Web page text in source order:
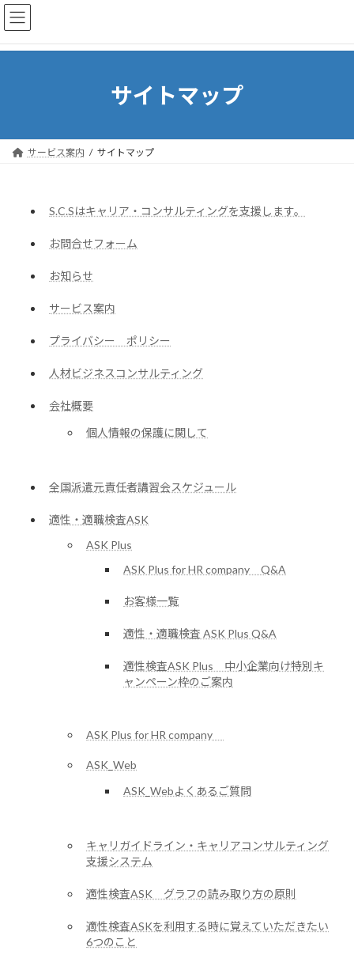
コ
ン
ン
ナ
ビ
ー
サイトマップ
サービス案内 サイトマップ
S.C.Sはキャリア・コンサルティングを支援します。
お問合せフォーム
お知らせ
サービス案内
プライバシー ポリシー
人材ビジネスコンサルティング
会社概要
個人情報の保護に関して
全国派遣元責任者講習会スケジュール
適性・適職検査ASK
ASK Plus
ASK Plus for HR company Q&A
お客様一覧
適性・適職検査 ASK Plus Q&A
適性検査ASK Plus 中小企業向け特別キ
ャンペーン枠のご案内
ASK Plus for HR company
ASK_Web
ASK_Webよくあるご質問
キャリガイドライン・キャリアコンサルティング
支援システム
適性検査ASK グラフの読み取り方の原則
適性検査ASKを利用する時に覚えていただきたい
6つのこと